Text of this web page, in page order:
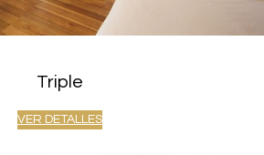
Triple
VER DETALLES